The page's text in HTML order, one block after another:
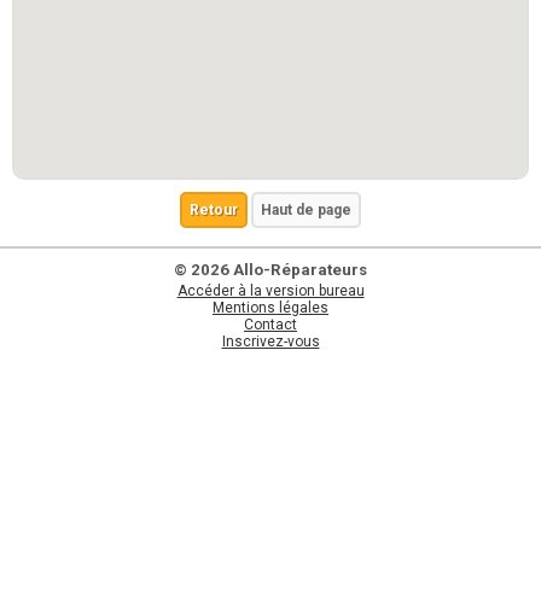
Retour Haut de page
© 2026 Allo-Réparateurs
Accéder à la version bureau
Mentions légales
Contact
Inscrivez-vous